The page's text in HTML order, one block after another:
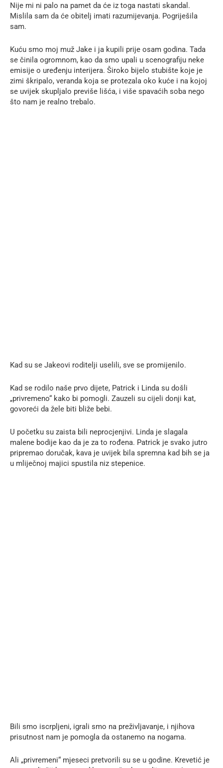
Nije mi ni palo na pamet da će iz toga nastati skandal.
Mislila sam da će obitelj imati razumijevanja. Pogriješila
sam.
Kuću smo moj muž Jake i ja kupili prije osam godina. Tada
se činila ogromnom, kao da smo upali u scenografiju neke
emisije o uređenju interijera. Široko bijelo stubište koje je
zimi škripalo, veranda koja se protezala oko kuće i na kojoj
se uvijek skupljalo previše lišća, i više spavaćih soba nego
što nam je realno trebalo.
Kad su se Jakeovi roditelji uselili, sve se promijenilo.
Kad se rodilo naše prvo dijete, Patrick i Linda su došli
„privremeno“ kako bi pomogli. Zauzeli su cijeli donji kat,
govoreći da žele biti bliže bebi.
U početku su zaista bili neprocjenjivi. Linda je slagala
malene bodije kao da je za to rođena. Patrick je svako jutro
pripremao doručak, kava je uvijek bila spremna kad bih se ja
u mliječnoj majici spustila niz stepenice.
Bili smo iscrpljeni, igrali smo na preživljavanje, i njihova
prisutnost nam je pomogla da ostanemo na nogama.
Ali „privremeni“ mjeseci pretvorili su se u godine. Krevetić je